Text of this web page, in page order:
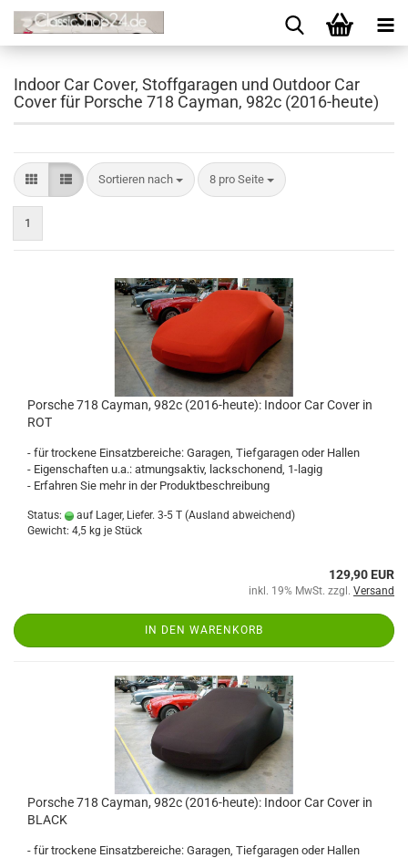
Indoor Car Cover, Stoffgaragen und Outdoor Car
Cover für Porsche 718 Cayman, 982c (2016-heute)
Sortieren nach 8 pro Seite
1
Porsche 718 Cayman, 982c (2016-heute): Indoor Car Cover in
ROT
- für trockene Einsatzbereiche: Garagen, Tiefgaragen oder Hallen
- Eigenschaften u.a.: atmungsaktiv, lackschonend, 1-lagig
- Erfahren Sie mehr in der Produktbeschreibung
Status: auf Lager, Liefer. 3-5 T (Ausland abweichend)
Gewicht: 4,5 kg je Stück
129,90 EUR
inkl. 19% MwSt. zzgl. Versand
IN DEN WARENKORB
Porsche 718 Cayman, 982c (2016-heute): Indoor Car Cover in
BLACK
- für trockene Einsatzbereiche: Garagen, Tiefgaragen oder Hallen